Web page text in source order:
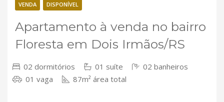
VENDA DISPONÍVEL
Apartamento à venda no bairro
Floresta em Dois Irmãos/RS
02 dormitórios 01 suíte
02 banheiros
01 vaga
87m² área total